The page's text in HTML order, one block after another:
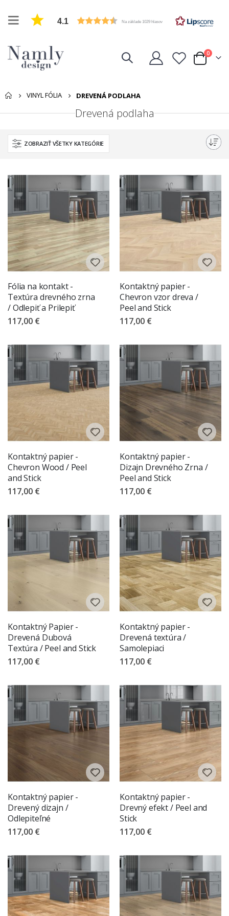
4.1 Na základe 1029 hlasov
Cart
0položky
VINYL FÓLIA DREVENÁ PODLAHA
Drevená podlaha
ZOBRAZIŤ VŠETKY KATEGÓRIE
Fólia na kontakt -
Textúra drevného zrna
/ Odlepiť a Prilepiť
117,00 €
Kontaktný papier -
Chevron vzor dreva /
Peel and Stick
117,00 €
Kontaktný papier -
Chevron Wood / Peel
and Stick
117,00 €
Kontaktný papier -
Dizajn Drevného Zrna /
Peel and Stick
117,00 €
Kontaktný Papier -
Drevená Dubová
Textúra / Peel and Stick
117,00 €
Kontaktný papier -
Drevená textúra /
Samolepiaci
117,00 €
Kontaktný papier -
Drevený dizajn /
Odlepiteľné
117,00 €
Kontaktný papier -
Drevný efekt / Peel and
Stick
117,00 €